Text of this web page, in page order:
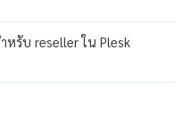
หรับ reseller ใน Plesk